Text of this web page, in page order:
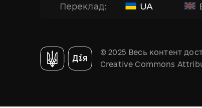
Переклад: UA
© 2025 Весь контент
Creative Commons